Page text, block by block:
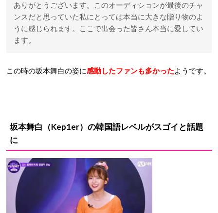
ありがとうございます。このオーディションが最後のチャ
ンスだと思っていた私にとっては本当に大きな贈り物のよ
うに感じられます。ここで出会った皆さん本当に愛してい
ます。
この時の坂本舞白の姿に感動したファンも多かったようです。
坂本舞白（Kep1er） の韓国語レベルがスゴイと話題
に